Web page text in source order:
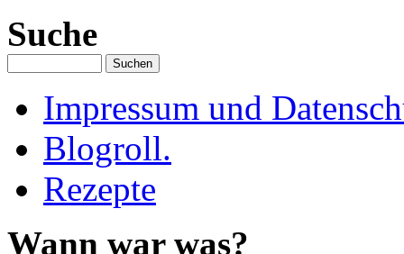
Suche
Impressum und
Blogroll.
Rezepte
Wann war was?